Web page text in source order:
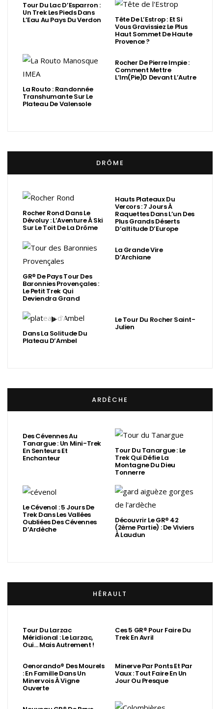
Tour Du Lac D’Esparron :
Un Trek Les Pieds Dans
L’Eau Au Pays Du Verdon Tête De L’Estrop : Et Si
Vous Gravissiez Le Plus
Haut Sommet De Haute
Provence ?
La Routo : Randonnée
Transhumante Sur Le
Plateau De Valensole
Rocher De Pierre Impie :
Comment Mettre
L’Im(Pie)d Devant L’Autre
DRÔME
Rocher Rond Dans Le
Dévoluy : L’Aventure À Ski
Sur Le Toit De La Drôme
Hauts Plateaux Du
Vercors : 7 Jours À
Raquettes Dans L’un Des
Plus Grands Déserts
D’altitude D’Europe
GR® De Pays Tour Des
Baronnies Provençales :
Le Petit Trek Qui
Deviendra Grand
La Grande Vire
D’Archiane
Dans La Solitude Du
Plateau D’Ambel
Le Tour Du Rocher Saint-
Julien
ARDÈCHE
Des Cévennes Au
Tanargue : Un Mini-Trek
En Senteurs Et
Enchanteur
Tour Du Tanargue : Le
Trek Qui Défie La
Montagne Du Dieu
Tonnerre
Le Cévenol : 5 Jours De
Trek Dans Les Vallées
Oubliées Des Cévennes
D’Ardèche
Découvrir Le GR® 42
(2ème Partie) : De Viviers
À Laudun
HÉRAULT
Tour Du Larzac
Méridional : Le Larzac,
Oui… Mais Autrement !
Ces 5 GR® Pour Faire Du
Trek En Avril
Oenorando® Des Mourels
: En Famille Dans Un
Minervois À Vigne
Ouverte
Minerve Par Ponts Et Par
Vaux : Tout Faire En Un
Jour Ou Presque